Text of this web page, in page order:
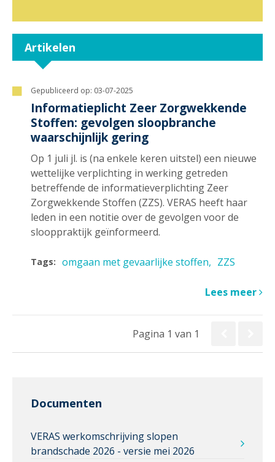
Artikelen
Gepubliceerd op: 03-07-2025
Informatieplicht Zeer Zorgwekkende
Stoffen: gevolgen sloopbranche
waarschijnlijk gering
Op 1 juli jl. is (na enkele keren uitstel) een nieuwe
wettelijke verplichting in werking getreden
betreffende de informatieverplichting Zeer
Zorgwekkende Stoffen (ZZS). VERAS heeft haar
leden in een notitie over de gevolgen voor de
slooppraktijk geïnformeerd.
Tags: omgaan met gevaarlijke stoffen ZZS
Lees meer
Pagina 1 van 1
Documenten
VERAS werkomschrijving slopen
brandschade 2026 - versie mei 2026